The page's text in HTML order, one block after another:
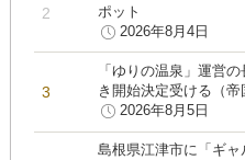
ポット
2026年8月4日
「ゆりの温泉」運営
き開始決定受ける（帝
2026年8月5日
島根県江津市に「ギ